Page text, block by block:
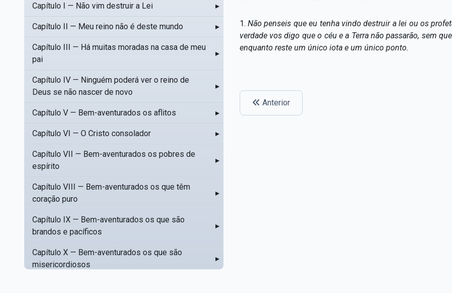
Capítulo I — Não vim destruir a Lei ▸
Capítulo II — Meu reino não é deste mundo ▸
Capítulo III — Há muitas moradas na casa de meu
pai
▸
Capítulo IV — Ninguém poderá ver o reino de
Deus se não nascer de novo
▸
Capítulo V — Bem-aventurados os aflitos ▸
Capítulo VI — O Cristo consolador ▸
Capítulo VII — Bem-aventurados os pobres de
espírito
▸
Capítulo VIII — Bem-aventurados os que têm
coração puro
▸
Capítulo IX — Bem-aventurados os que são
brandos e pacíficos
▸
Capítulo X — Bem-aventurados os que são
misericordiosos
▸
1.Não penseis que eu tenha vindo destruir a lei ou os
verdade vos digo que o céu e a Terra não passarão, sem
enquanto reste um único iota e um único ponto.
Anterior